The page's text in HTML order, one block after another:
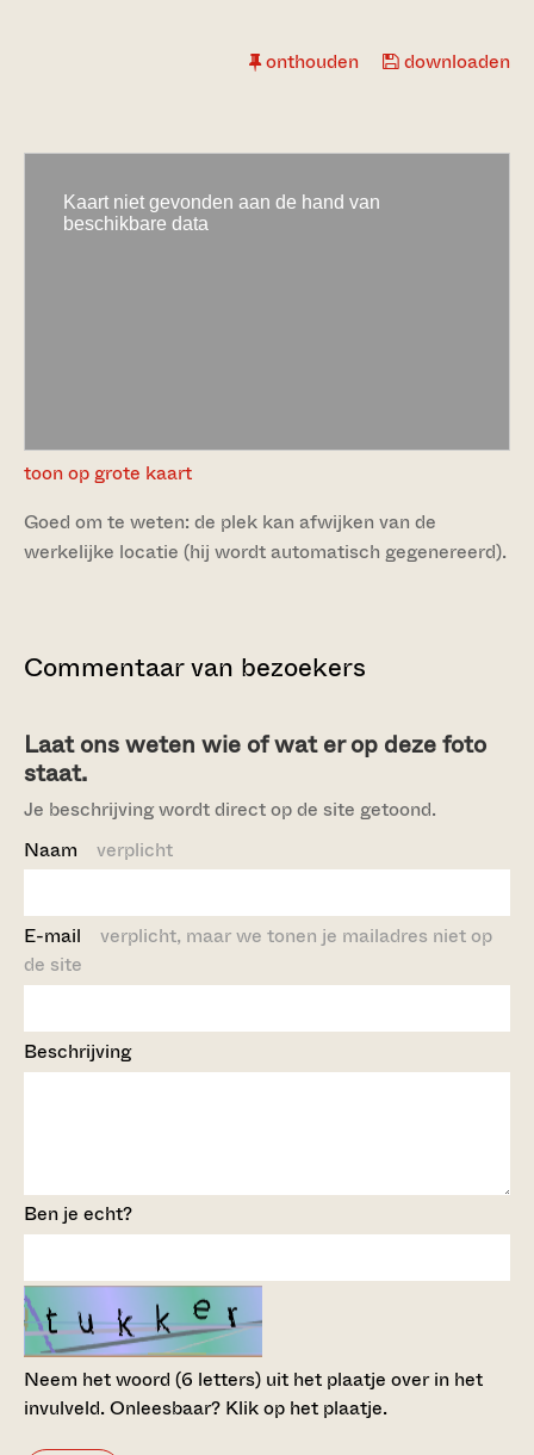
onthouden downloaden
toon op grote kaart
Goed om te weten: de plek kan afwijken van de
werkelijke locatie (hij wordt automatisch gegenereerd).
Commentaar van bezoekers
Laat ons weten wie of wat er op deze foto
staat.
Je beschrijving wordt direct op de site getoond.
Naam verplicht
E-mail verplicht, maar we tonen je mailadres niet op
de site
Beschrijving
Ben je echt?
Neem het woord (6 letters) uit het plaatje over in het
invulveld.Onleesbaar? Klik op het plaatje.